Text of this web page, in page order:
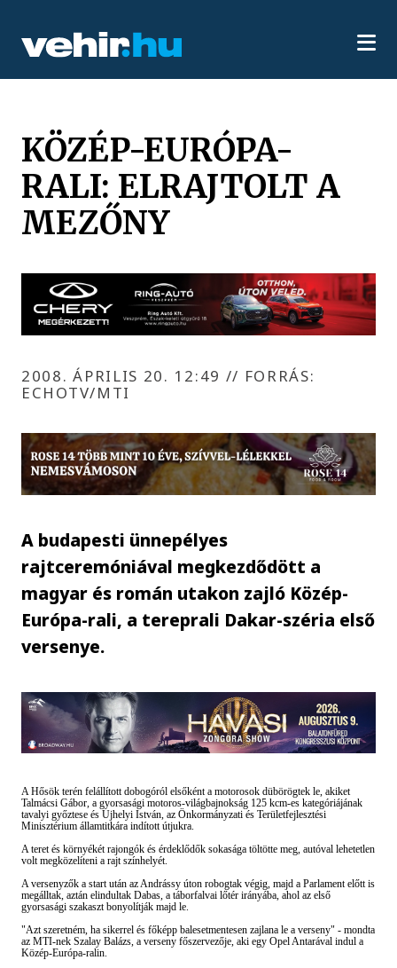
KÖZÉP-EURÓPA-
RALI: ELRAJTOLT A
MEZŐNY
2008. ÁPRILIS 20. 12:49 // FORRÁS:
ECHOTV/MTI
A budapesti ünnepélyes
rajtceremóniával megkezdődött a
magyar és román utakon zajló Közép-
Európa-rali, a tereprali Dakar-széria első
versenye.
A Hősök terén felállított dobogóról elsőként a motorosok dübörögtek le, akiket
Talmácsi Gábor, a gyorsasági motoros-világbajnokság 125 kcm-es kategóriájának
tavalyi győztese és Ujhelyi István, az Önkormányzati és Területfejlesztési
Minisztérium államtitkára indított útjukra.
A teret és környékét rajongók és érdeklődők sokasága töltötte meg, autóval lehetetlen
volt megközelíteni a rajt színhelyét.
A versenyzők a start után az Andrássy úton robogtak végig, majd a Parlament előtt is
megálltak, aztán elindultak Dabas, a táborfalvai lőtér irányába, ahol az első
gyorsasági szakaszt bonyolítják majd le.
"Azt szeretném, ha sikerrel és főképp balesetmentesen zajlana le a verseny" - mondta
az MTI-nek Szalay Balázs, a verseny főszervezője, aki egy Opel Antarával indul a
Közép-Európa-ralin.